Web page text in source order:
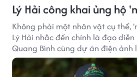
Lý Hải công khai ủng hộ
Không phải một nhân vật cụ thể,
Lý Hải nhắc đến chính là đạo
Quang Bình cùng dự án điện ảnh
Sĩ: Bí Ẩn Mộ Vua Đinh.